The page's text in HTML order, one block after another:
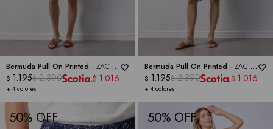
Bermuda Pull On Printed - ZAC &
RACHEL
+ 4 colores
$ 1.195$ 2.390 $ 1.016
Bermuda Pull On Printed - ZAC &
RACHEL
+ 4 colores
$ 1.195$ 2.390 $ 1.016
50 50